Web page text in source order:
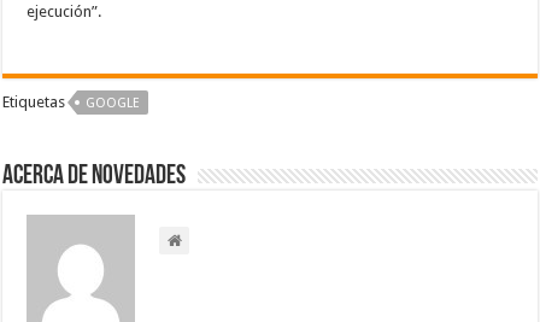
ejecución”.
Etiquetas GOOGLE
Acerca de NOVEDADES